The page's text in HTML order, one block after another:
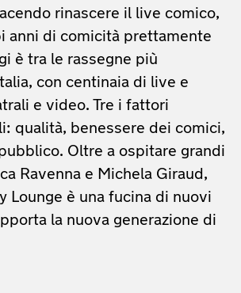
rinascere il live comico,
anni di comicità prettamente
è tra le rassegne più
con centinaia di live e
e video. Tre i fattori
qualità, benessere dei comici,
Oltre a ospitare grandi
Ravenna e Michela Giraud,
Lounge è una fucina di nuovi
la nuova generazione di